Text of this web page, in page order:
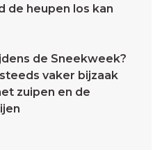
de heupen los kan
de Sneekweek?
vaker bijzaak
zuipen en de